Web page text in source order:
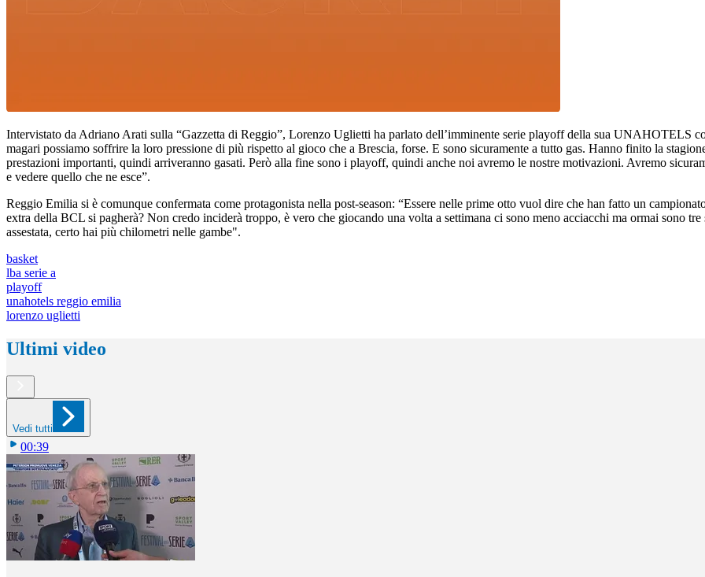
Intervistato da Adriano Arati sulla “Gazzetta di Reggio”, Lorenzo Uglietti ha parlato dell’imminente serie playoff della sua UNAHOTELS
magari possiamo soffrire la loro pressione di più rispetto al gioco che a Brescia, forse. E sono sicuramente a tutto gas. Hanno finito la
prestazioni importanti, quindi arriveranno gasati. Però alla fine sono i playoff, quindi anche noi avremo le nostre motivazioni. Avremo
e vedere quello che ne esce”.
Reggio Emilia si è comunque confermata come protagonista nella post-season: “Essere nelle prime otto vuol dire che han fatto un
extra della BCL si pagherà? Non credo inciderà troppo, è vero che giocando una volta a settimana ci sono meno acciacchi ma ormai sono
assestata, certo hai più chilometri nelle gambe".
basket
lba serie a
playoff
unahotels reggio emilia
lorenzo uglietti
Ultimi video
Vedi tutti
00:39